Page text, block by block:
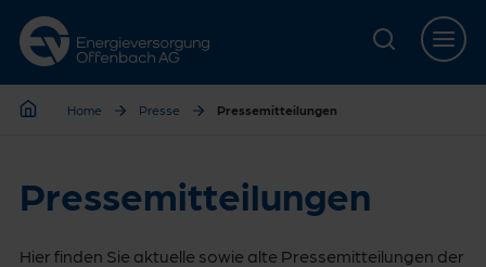
Zur Hauptnavigation springen
Zur Servicelasche springen
Zum Hauptinhalt springen
Zur Footernavigation springen
Home Presse Pressemitteilungen
Pressemitteilungen
Hier finden Sie aktuelle sowie alte Pressemitteilungen der